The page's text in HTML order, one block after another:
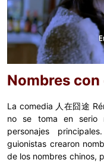
Nombres
La comedia 人在囧途
no se toma en serio
personajes
guionistas crearon
de los nombres chinos,